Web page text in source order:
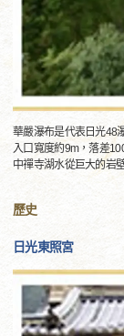
華嚴瀑布是代表日光48
入口寬度約9m，落差
中禪寺湖水從巨大的岩
歷史
日光東照宮